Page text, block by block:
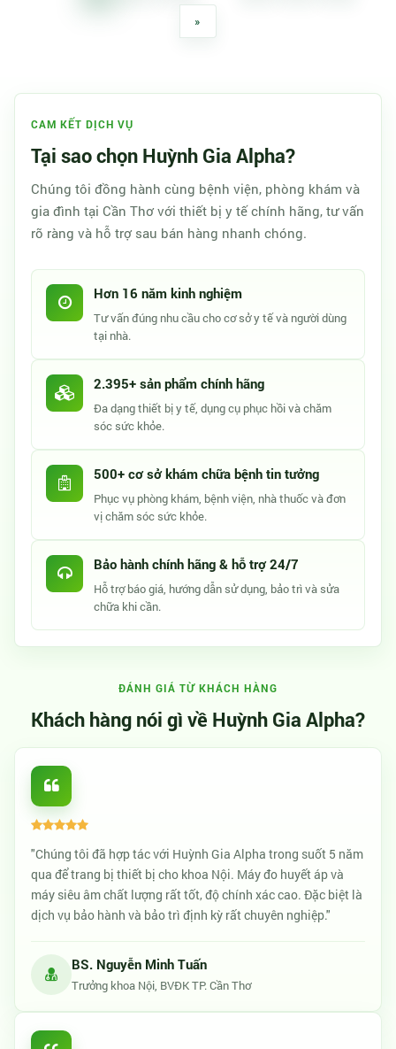
»
CAM KẾT DỊCH VỤ
Tại sao chọn Huỳnh Gia Alpha?
Chúng tôi đồng hành cùng bệnh viện, phòng khám và
gia đình tại Cần Thơ với thiết bị y tế chính hãng, tư vấn
rõ ràng và hỗ trợ sau bán hàng nhanh chóng.
Hơn 16 năm kinh nghiệm
Tư vấn đúng nhu cầu cho cơ sở y tế và người dùng
tại nhà.
2.395+ sản phẩm chính hãng
Đa dạng thiết bị y tế, dụng cụ phục hồi và chăm
sóc sức khỏe.
500+ cơ sở khám chữa bệnh tin tưởng
Phục vụ phòng khám, bệnh viện, nhà thuốc và đơn
vị chăm sóc sức khỏe.
Bảo hành chính hãng & hỗ trợ 24/7
Hỗ trợ báo giá, hướng dẫn sử dụng, bảo trì và sửa
chữa khi cần.
ĐÁNH GIÁ TỪ KHÁCH HÀNG
Khách hàng nói gì về Huỳnh Gia Alpha?
"Chúng tôi đã hợp tác với Huỳnh Gia Alpha trong suốt 5 năm
qua để trang bị thiết bị cho khoa Nội. Máy đo huyết áp và
máy siêu âm chất lượng rất tốt, độ chính xác cao. Đặc biệt là
dịch vụ bảo hành và bảo trì định kỳ rất chuyên nghiệp."
BS. Nguyễn Minh Tuấn
Trưởng khoa Nội, BVĐK TP. Cần Thơ